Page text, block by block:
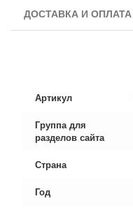
ДОСТАВКА И ОПЛАТА
Артикул
Группа для
разделов сайта
Страна
Год